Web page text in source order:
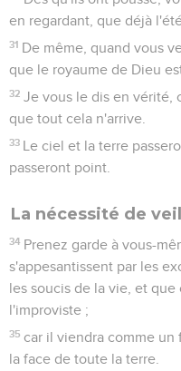
en regardant, que déjà
31 De même, quand vous
que le royaume de Dieu
32 Je vous le dis en vérité,
que tout cela n'arrive.
33 Le ciel et la terre
passeront point.
La nécessité de
34 Prenez garde à vous-
s'appesantissent par les
les soucis de la vie, et
l'improviste ;
35 car il viendra comme
la face de toute la terre.